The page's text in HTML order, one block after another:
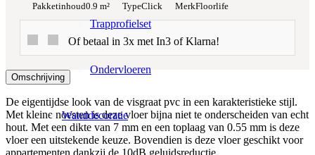
Trapprofielset
Ondervloeren
Wanddecoratie
Pakketinhoud0.9 m² TypeClick MerkFloorlife
Of betaal in 3x met In3 of Klarna!
Omschrijving
De eigentijdse look van de visgraat pvc in een karakteristieke stijl.
Met kleine noesten is deze vloer bijna niet te onderscheiden van echt
hout. Met een dikte van 7 mm en een toplaag van 0.55 mm is deze
vloer een uitstekende keuze. Bovendien is deze vloer geschikt voor